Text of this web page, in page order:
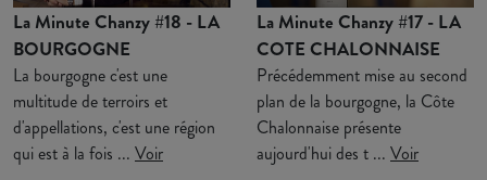
La Minute Chanzy #18 - LA
BOURGOGNE
La bourgogne c'est une
multitude de terroirs et
d'appellations, c'est une région
qui est à la fois ... Voir
La Minute Chanzy #17 - LA
COTE CHALONNAISE
Précédemment mise au second
plan de la bourgogne, la Côte
Chalonnaise présente
aujourd'hui des t ... Voir